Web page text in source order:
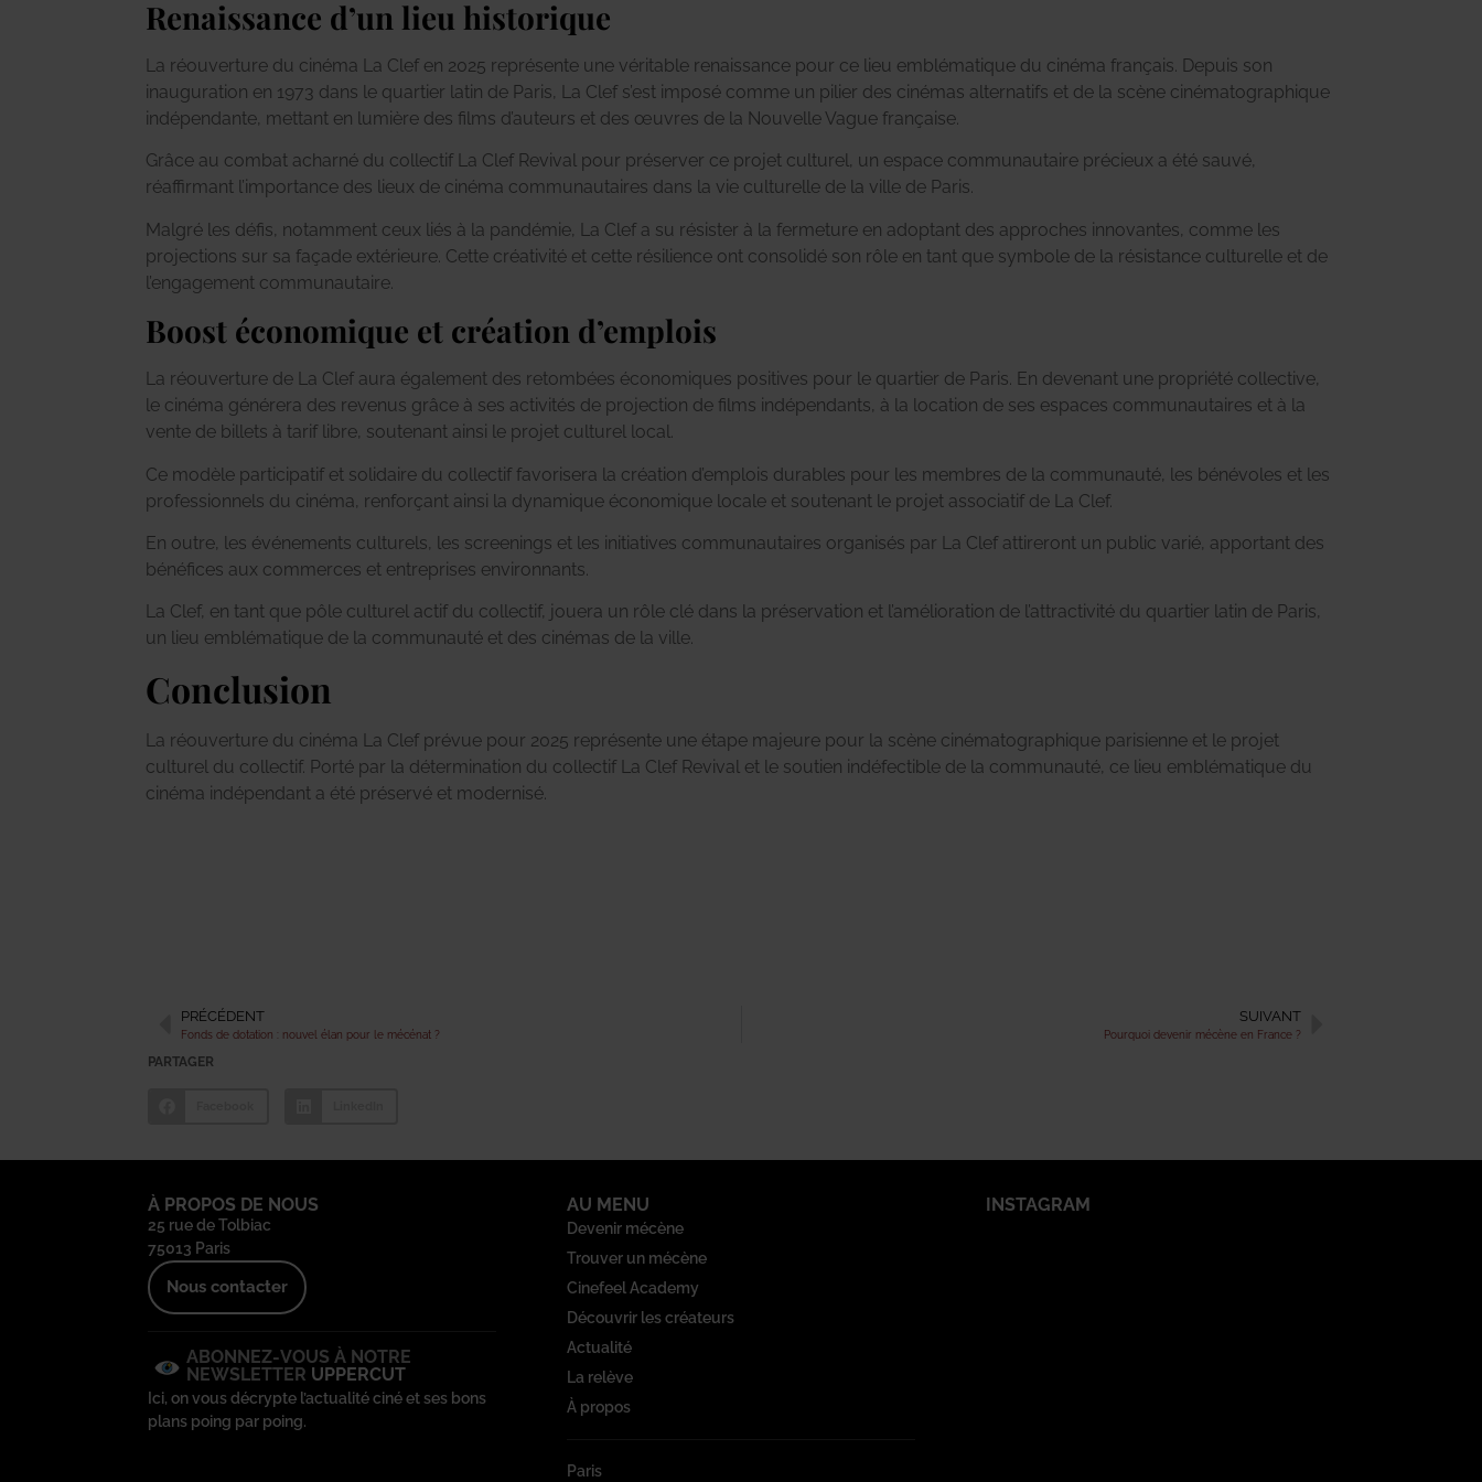
Renaissance d’un lieu historique
La réouverture du cinéma La Clef en 2025 représente une véritable renaissance pour ce lieu emblématique du cinéma français. Depuis son
inauguration en 1973 dans le quartier latin de Paris, La Clef s’est imposé comme un pilier des cinémas alternatifs et de la scène cinématographique
indépendante, mettant en lumière des films d’auteurs et des œuvres de la Nouvelle Vague française.
Grâce au combat acharné du collectif La Clef Revival pour préserver ce projet culturel, un espace communautaire précieux a été sauvé,
réaffirmant l’importance des lieux de cinéma communautaires dans la vie culturelle de la ville de Paris.
Malgré les défis, notamment ceux liés à la pandémie, La Clef a su résister à la fermeture en adoptant des approches innovantes, comme les
projections sur sa façade extérieure. Cette créativité et cette résilience ont consolidé son rôle en tant que symbole de la résistance culturelle et de
l’engagement communautaire.
Boost économique et création d’emplois
La réouverture de La Clef aura également des retombées économiques positives pour le quartier de Paris. En devenant une propriété collective,
le cinéma générera des revenus grâce à ses activités de projection de films indépendants, à la location de ses espaces communautaires et à la
vente de billets à tarif libre, soutenant ainsi le projet culturel local.
Ce modèle participatif et solidaire du collectif favorisera la création d’emplois durables pour les membres de la communauté, les bénévoles et les
professionnels du cinéma, renforçant ainsi la dynamique économique locale et soutenant le projet associatif de La Clef.
En outre, les événements culturels, les screenings et les initiatives communautaires organisés par La Clef attireront un public varié, apportant des
bénéfices aux commerces et entreprises environnants.
La Clef, en tant que pôle culturel actif du collectif, jouera un rôle clé dans la préservation et l’amélioration de l’attractivité du quartier latin de Paris,
un lieu emblématique de la communauté et des cinémas de la ville.
Conclusion
La réouverture du cinéma La Clef prévue pour 2025 représente une étape majeure pour la scène cinématographique parisienne et le projet
culturel du collectif. Porté par la détermination du collectif La Clef Revival et le soutien indéfectible de la communauté, ce lieu emblématique du
cinéma indépendant a été préservé et modernisé.
PRÉCÉDENT
Fonds de dotation : nouvel élan pour le mécénat ?
SUIVANT
Pourquoi devenir mécène en France ?
PARTAGER
À PROPOS DE NOUS
25 rue de Tolbiac
75013 Paris
Nous contacter
ABONNEZ-VOUS À NOTRE
NEWSLETTER UPPERCUT
Ici, on vous décrypte l’actualité ciné et ses bons
plans poing par poing.
AU MENU
Devenir mécène
Trouver un mécène
Cinefeel Academy
Découvrir les créateurs
Actualité
La relève
À propos
Paris
INSTAGRAM